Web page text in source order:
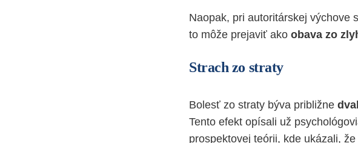
Naopak, pri autoritárskej výchove
to môže prejaviť ako obava zo
Strach zo straty
Bolesť zo straty býva približne
Tento efekt opísali už
prospektovej teórii, kde ukázali,